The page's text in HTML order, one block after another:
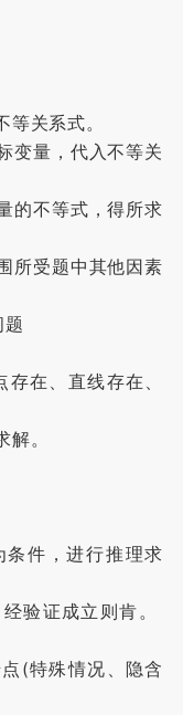
关系式。
量，代入不等关
不等式，得所求
受题中其他因素
在、直线存在、
。
件，进行推理求
证成立则肯。
特殊情况、隐含